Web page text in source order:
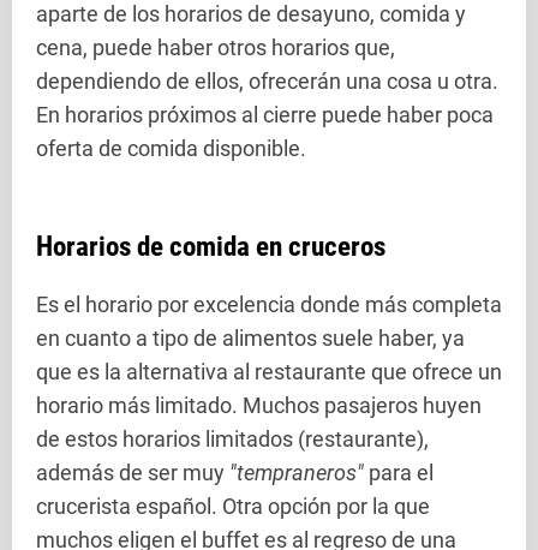
aparte de los horarios de desayuno, comida y
cena, puede haber otros horarios que,
dependiendo de ellos, ofrecerán una cosa u otra.
En horarios próximos al cierre puede haber poca
oferta de comida disponible.
Horarios de comida en cruceros
Es el horario por excelencia donde más completa
en cuanto a tipo de alimentos suele haber, ya
que es la alternativa al restaurante que ofrece un
horario más limitado. Muchos pasajeros huyen
de estos horarios limitados (restaurante),
además de ser muy "tempraneros" para el
crucerista español. Otra opción por la que
muchos eligen el buffet es al regreso de una